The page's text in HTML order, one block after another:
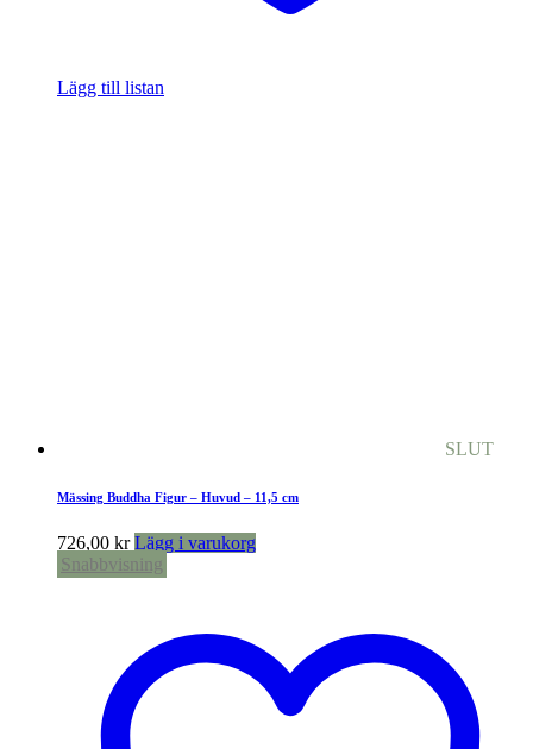
Lägg till listan
SLUT
Mässing Buddha Figur – Huvud – 11,5 cm
726,00 kr Lägg i varukorg
Snabbvisning